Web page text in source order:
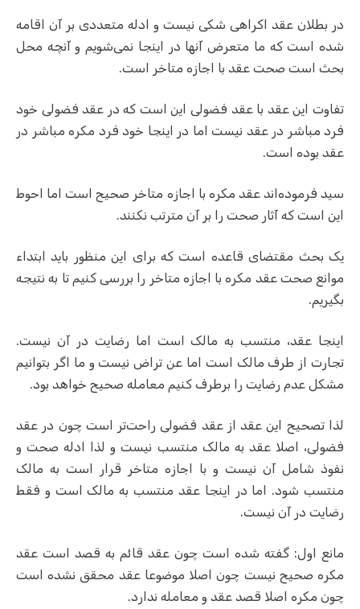
در بطلان عقد اکراهی شکی نیست و ادله متعددی بر آن اقامه
شده است که ما متعرض آنها در اینجا نمی‌شویم و آنچه محل
بحث است صحت عقد با اجازه متاخر است.
تفاوت این عقد با عقد فضولی این است که در عقد فضولی خود
فرد مباشر در عقد نیست اما در اینجا خود فرد مکره مباشر در
عقد بوده است.
سید فرموده‌اند عقد مکره با اجازه متاخر صحیح است اما احوط
این است که آثار صحت را بر آن مترتب نکنند.
یک بحث مقتضای قاعده است که برای این منظور باید ابتداء
موانع صحت عقد مکره با اجازه متاخر را بررسی کنیم تا به نتیجه
بگیریم.
اینجا عقد، منتسب به مالک است اما رضایت در آن نیست.
تجارت از طرف مالک است اما عن تراض نیست و ما اگر بتوانیم
مشکل عدم رضایت را برطرف کنیم معامله صحیح خواهد بود.
لذا تصحیح این عقد از عقد فضولی راحت‌تر است چون در عقد
فضولی، اصلا عقد به مالک منتسب نیست و لذا ادله صحت و
نفوذ شامل آن نیست و با اجازه متاخر قرار است به مالک
منتسب شود. اما در اینجا عقد منتسب به مالک است و فقط
رضایت در آن نیست.
مانع اول: گفته شده است چون عقد قائم به قصد است عقد
مکره صحیح نیست چون اصلا موضوعا عقد محقق نشده است
چون مکره اصلا قصد عقد و معامله ندارد.